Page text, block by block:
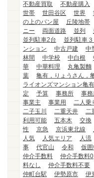
不動産買取
不動産購入
世帯
世田谷区 世界
の上のパン屋
丘陵地帯
ニー
両面道路 並列
並列駐車2台
並列駐車
ンション
中古戸建 中
林間
中学校 中白根
華
中華料理 丸亀製麵
葉
亀有，りょうさん，
ライオンズマンション亀
定
予算 事務所
事
事業主
事業用 二人乗
二子玉川
二重天井 二
利用可能
五本木 交換
性
京急 京浜東北線
人気
人気エリア 人流
事
代官山 令和 仮
仲介手数料
仲介手数料0
料なし
仲介手数料不要
仲町台駅
伊勢原市 伊